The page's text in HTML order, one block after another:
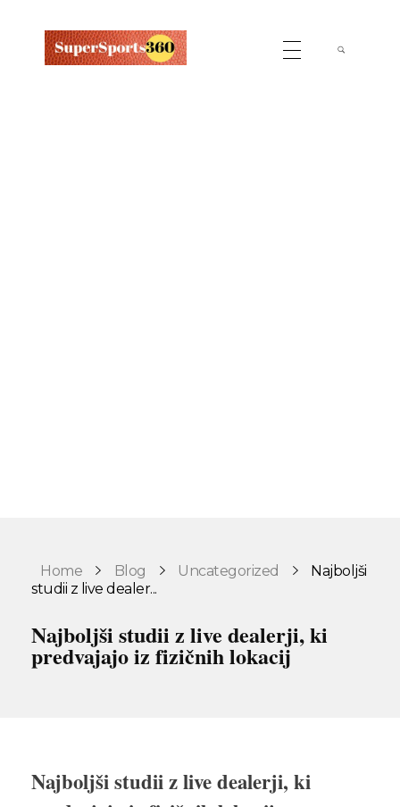
Home Blog Uncategorized
Najboljši
studii z live dealer...
Najboljši studii z live dealerji, ki
predvajajo iz fizičnih lokacij
Najboljši studii z live dealerji, ki